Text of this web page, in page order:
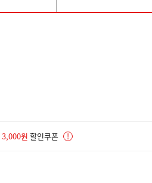
3,000원 할인쿠폰 !